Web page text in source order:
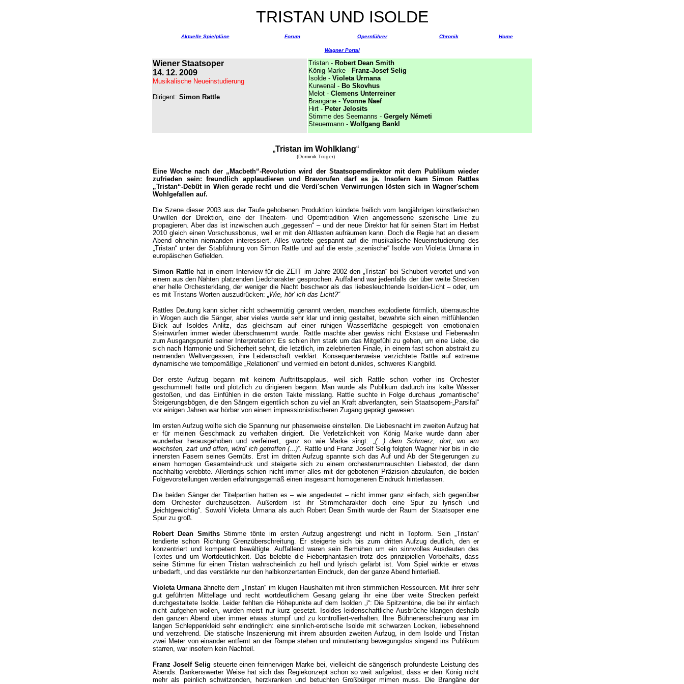
TRISTAN UND ISOLDE
Aktuelle Spielpläne Forum Opernführer Chronik Home
Wagner Portal
Wiener Staatsoper
14. 12. 2009
Musikalische Neueinstudierung
Dirigent: Simon Rattle
Tristan - Robert Dean Smith
König Marke - Franz-Josef Selig
Isolde - Violeta Urmana
Kurwenal - Bo Skovhus
Melot - Clemens Unterreiner
Brangäne - Yvonne Naef
Hirt - Peter Jelosits
Stimme des Seemanns - Gergely Németi
Steuermann - Wolfgang Bankl
„Tristan im Wohlklang“
(Dominik Troger)
Eine Woche nach der „Macbeth“-Revolution wird der Staatsoperndirektor mit dem Publikum wieder
zufrieden sein: freundlich applaudieren und Bravorufen darf es ja. Insofern kam Simon Rattles
„Tristan“-Debüt in Wien gerade recht und die Verdi'schen Verwirrungen lösten sich in Wagner'schem
Wohlgefallen auf.
Die Szene dieser 2003 aus der Taufe gehobenen Produktion kündete freilich vom langjährigen künstlerischen
Unwillen der Direktion, eine der Theatern- und Operntradition Wien angemessene szenische Linie zu
propagieren. Aber das ist inzwischen auch „gegessen“ – und der neue Direktor hat für seinen Start im Herbst
2010 gleich einen Vorschussbonus, weil er mit den Altlasten aufräumen kann. Doch die Regie hat an diesem
Abend ohnehin niemanden interessiert. Alles wartete gespannt auf die musikalische Neueinstudierung des
„Tristan“ unter der Stabführung von Simon Rattle und auf die erste „szenische“ Isolde von Violeta Urmana in
europäischen Gefielden.
Simon Rattle hat in einem Interview für die ZEIT im Jahre 2002 den „Tristan“ bei Schubert verortet und von
einem aus den Nähten platzenden Liedcharakter gesprochen. Auffallend war jedenfalls der über weite Strecken
eher helle Orchesterklang, der weniger die Nacht beschwor als das liebesleuchtende Isolden-Licht – oder, um
es mit Tristans Worten auszudrücken: „Wie, hör' ich das Licht?“
Rattles Deutung kann sicher nicht schwermütig genannt werden, manches explodierte förmlich, überrauschte
in Wogen auch die Sänger, aber vieles wurde sehr klar und innig gestaltet, bewahrte sich einen mitfühlenden
Blick auf Isoldes Anlitz, das gleichsam auf einer ruhigen Wasserfläche gespiegelt von emotionalen
Steinwürfen immer wieder überschwemmt wurde. Rattle machte aber gewiss nicht Ekstase und Fieberwahn
zum Ausgangspunkt seiner Interpretation: Es schien ihm stark um das Mitgefühl zu gehen, um eine Liebe, die
sich nach Harmonie und Sicherheit sehnt, die letztlich, im zelebrierten Finale, in einem fast schon abstrakt zu
nennenden Weltvergessen, ihre Leidenschaft verklärt. Konsequenterweise verzichtete Rattle auf extreme
dynamische wie tempomäßige „Relationen“ und vermied ein betont dunkles, schweres Klangbild.
Der erste Aufzug begann mit keinem Auftrittsapplaus, weil sich Rattle schon vorher ins Orchester
geschummelt hatte und plötzlich zu dirigieren begann. Man wurde als Publikum dadurch ins kalte Wasser
gestoßen, und das Einfühlen in die ersten Takte misslang. Rattle suchte in Folge durchaus „romantische“
Steigerungsbögen, die den Sängern eigentlich schon zu viel an Kraft abverlangten, sein Staatsopern-„Parsifal“
vor einigen Jahren war hörbar von einem impressionistischeren Zugang geprägt gewesen.
Im ersten Aufzug wollte sich die Spannung nur phasenweise einstellen. Die Liebesnacht im zweiten Aufzug hat
er für meinen Geschmack zu verhalten dirigiert. Die Verletzlichkeit von König Marke wurde dann aber
wunderbar herausgehoben und verfeinert, ganz so wie Marke singt: „(...) dem Schmerz, dort, wo am
weichsten, zart und offen, würd' ich getroffen (...)“. Rattle und Franz Joself Selig folgten Wagner hier bis in die
innersten Fasern seines Gemüts. Erst im dritten Aufzug spannte sich das Auf und Ab der Steigerungen zu
einem homogen Gesamteindruck und steigerte sich zu einem orchesterumrauschten Liebestod, der dann
nachhaltig verebbte. Allerdings schien nicht immer alles mit der gebotenen Präzision abzulaufen, die beiden
Folgevorstellungen werden erfahrungsgemäß einen insgesamt homogeneren Eindruck hinterlassen.
Die beiden Sänger der Titelpartien hatten es – wie angedeutet – nicht immer ganz einfach, sich gegenüber
dem Orchester durchzusetzen. Außerdem ist ihr Stimmcharakter doch eine Spur zu lyrisch und
„leichtgewichtig“. Sowohl Violeta Urmana als auch Robert Dean Smith wurde der Raum der Staatsoper eine
Spur zu groß.
Robert Dean SmithsStimme tönte im ersten Aufzug angestrengt und nicht in Topform. Sein „Tristan“
tendierte schon Richtung Grenzüberschreitung. Er steigerte sich bis zum dritten Aufzug deutlich, den er
konzentriert und kompetent bewältigte. Auffallend waren sein Bemühen um ein sinnvolles Ausdeuten des
Textes und um Wortdeutlichkeit. Das belebte die Fieberphantasien trotz des prinzipiellen Vorbehalts, dass
seine Stimme für einen Tristan wahrscheinlich zu hell und lyrisch gefärbt ist. Vom Spiel wirkte er etwas
unbedarft, und das verstärkte nur den halbkonzertanten Eindruck, den der ganze Abend hinterließ.
Violeta Urmanaähnelte dem „Tristan“ im klugen Haushalten mit ihren stimmlichen Ressourcen. Mit ihrer sehr
gut geführten Mittellage und recht wortdeutlichem Gesang gelang ihr eine über weite Strecken perfekt
durchgestaltete Isolde. Leider fehlten die Höhepunkte auf dem Isolden „i“: Die Spitzentöne, die bei ihr einfach
nicht aufgehen wollen, wurden meist nur kurz gesetzt. Isoldes leidenschaftliche Ausbrüche klangen deshalb
den ganzen Abend über immer etwas stumpf und zu kontrolliert-verhalten. Ihre Bühnenerscheinung war im
langen Schleppenkleid sehr eindringlich: eine sinnlich-erotische Isolde mit schwarzen Locken, liebesehnend
und verzehrend. Die statische Inszenierung mit ihrem absurden zweiten Aufzug, in dem Isolde und Tristan
zwei Meter von einander entfernt an der Rampe stehen und minutenlang bewegungslos singend ins Publikum
starren, war insofern kein Nachteil.
Franz Joself Selig steuerte einen feinnervigen Marke bei, vielleicht die sängerisch profundeste Leistung des
Abends. Dankenswerter Weise hat sich das Regiekonzept schon so weit aufgelöst, dass er den König nicht
mehr als peinlich schwitzenden, herzkranken und betuchten Großbürger mimen muss. Die Brangäne der